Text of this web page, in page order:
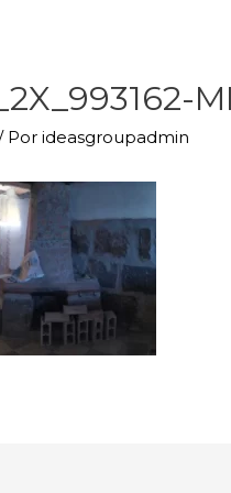
Porideasgroupadmin